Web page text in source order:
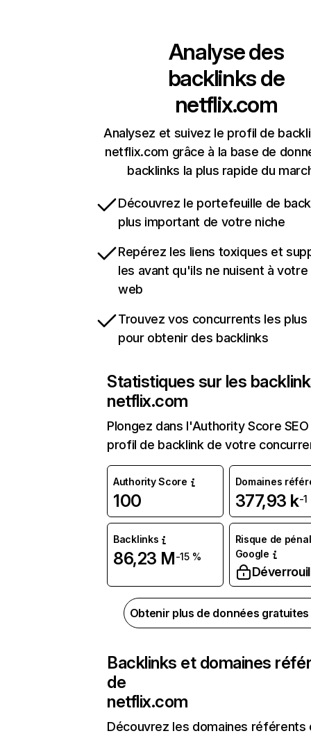
Analyse des
backlinks de
netflix.com
Analysez et suivez le profil de
netflix.com grâce à la base de
backlinks la plus rapide du
Découvrez le portefeuille de
plus important de votre niche
Repérez les liens toxiques et
les avant qu'ils ne nuisent à
web
Trouvez vos concurrents les
pour obtenir des backlinks
Statistiques sur les
netflix.com
Plongez dans l'Authority Score
profil de backlink de votre
Authority Score
100
Domaines
377,93 k-1
Backlinks
86,23 M-15 %
Risque de
Google
Obtenir plus de données
Backlinks et domaines
de
netflix.com
Découvrez les domaines référents